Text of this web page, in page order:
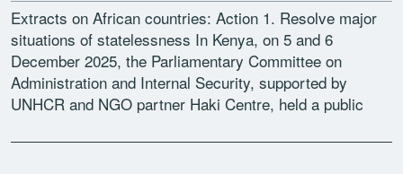
Extracts on African countries: Action 1. Resolve major
situations of statelessness In Kenya, on 5 and 6
December 2025, the Parliamentary Committee on
Administration and Internal Security, supported by
UNHCR and NGO partner Haki Centre, held a public